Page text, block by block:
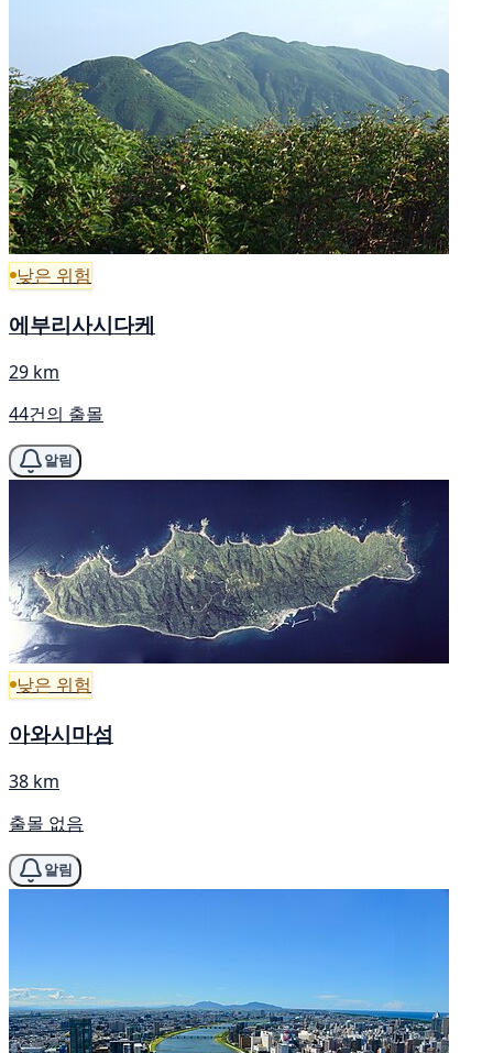
낮은 위험
에부리사시다케
29 km
44건의 출몰
알림
낮은 위험
아와시마섬
38 km
출몰 없음
알림